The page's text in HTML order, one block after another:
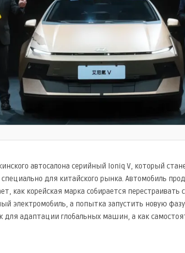
автосалона серийный Ioniq V, который
для китайского рынка. Автомобиль
как корейская марка собирается перестраивать
электромобиль, а попытка запустить новую
для адаптации глобальных машин, а как